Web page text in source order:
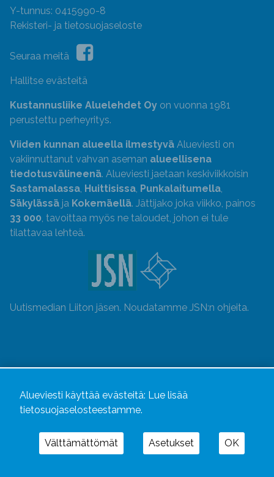
Y-tunnus: 0415990-8
Rekisteri- ja tietosuojaseloste
Seuraa meitä
Hallitse evästeitä
Kustannusliike Aluelehdet Oy on vuonna 1981
perustettu perheyritys.
Viiden kunnan alueella ilmestyvä Alueviesti on
vakiinnuttanut vahvan aseman alueellisena
tiedotusvälineenä. Alueviesti jaetaan keskiviikkoisin
Sastamalassa, Huittisissa, Punkalaitumella,
Säkylässä ja Kokemäellä. Jättijako joka viikko, painos
33 000, tavoittaa myös ne taloudet, johon ei tule
tilattavaa lehteä.
Uutismedian Liiton jäsen. Noudatamme JSN:n ohjeita.
Alueviesti käyttää evästeitä: Lue lisää
tietosuojaselosteestamme.
Välttämättömät Asetukset OK